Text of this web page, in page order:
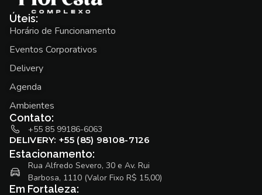
Úteis:
Horário de Funcionamento
Eventos Corporativos
Delivery
Agenda
Ambientes
Contato:
+55 85 99186-6063
DELIVERY: +55 (85) 98108-7126
Estacionamento:
Rua Alfredo Severo, 30 e Av. Rui
Barbosa, 1110 (Valor Fixo R$ 15,00)
Em Fortaleza: